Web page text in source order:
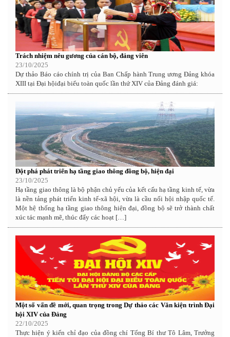
Trách nhiệm nêu gương của cán bộ, đảng viên
23/10/2025
Dự thảo Báo cáo chính trị của Ban Chấp hành Trung ương Đảng khóa
XIII tại Đại hộiđại biểu toàn quốc lần thứ XIV của Đảng đánh giá:
Đột phá phát triển hạ tầng giao thông đồng bộ, hiện đại
23/10/2025
Hạ tầng giao thông là bộ phận chủ yếu của kết cấu hạ tầng kinh tế, vừa
là nền tảng phát triển kinh tế-xã hội, vừa là cầu nối hội nhập quốc tế.
Một hệ thống hạ tầng giao thông hiện đại, đồng bộ sẽ trở thành chất
xúc tác mạnh mẽ, thúc đẩy các hoạt […]
Một số vấn đề mới, quan trọng trong Dự thảo các Văn kiện trình Đại
hội XIV của Đảng
22/10/2025
Thực hiện ý kiến chỉ đạo của đồng chí Tổng Bí thư Tô Lâm, Trưởng